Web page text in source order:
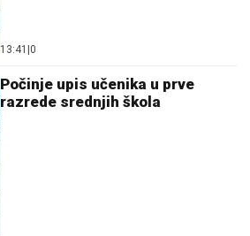
13:41 0
Počinje upis učenika u prve
razrede srednjih škola